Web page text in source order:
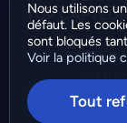
TOP
Nous utilisons
défaut. Les
sont bloqués
Voir la politique
Tout